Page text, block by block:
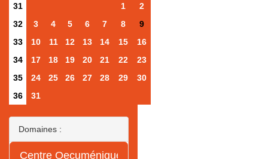
31
1
2
32
3 4 5 6 7 8
9
33
10 11 12 13 14 15
16
34
17 18 19 20 21 22
23
35
24 25 26 27 28 29
30
36
31
Domaines :